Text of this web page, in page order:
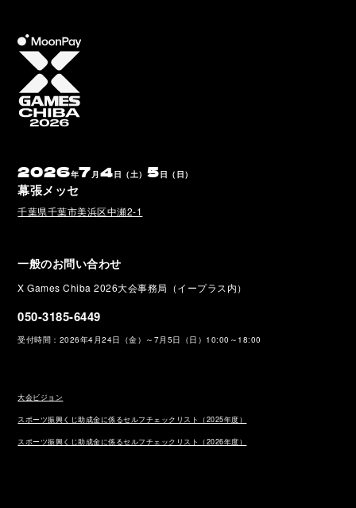
2026年7月4日（土） 5日（日）
幕張メッセ
千葉県千葉市美浜区中瀬2-1
一般のお問い合わせ
X Games Chiba 2026大会事務局（イープラス内）
050-3185-6449
受付時間：2026年4月24日（金）～7月5日（日）10:00～18:00
大会ビジョン
スポーツ振興くじ助成金に係るセルフチェックリスト（2025年度）
スポーツ振興くじ助成金に係るセルフチェックリスト（2026年度）